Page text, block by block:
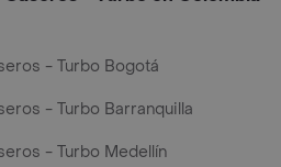
- Turbo Bogotá
- Turbo Barranquilla
- Turbo Medellín